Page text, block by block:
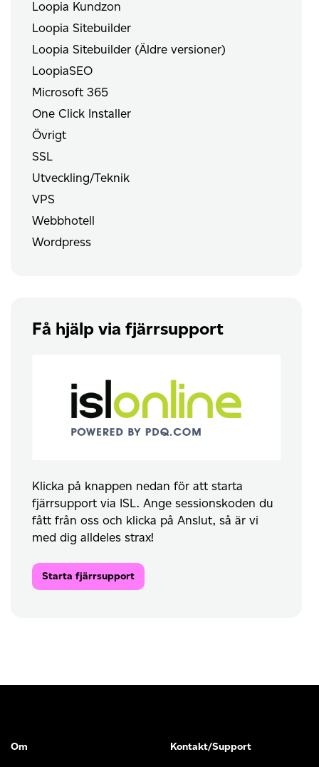
Loopia Kundzon
Loopia Sitebuilder
Loopia Sitebuilder (Äldre versioner)
LoopiaSEO
Microsoft 365
One Click Installer
Övrigt
SSL
Utveckling/Teknik
VPS
Webbhotell
Wordpress
Få hjälp via fjärrsupport
Klicka på knappen nedan för att starta
fjärrsupport via ISL. Ange sessionskoden du
fått från oss och klicka på Anslut, så är vi
med dig alldeles strax!
Starta fjärrsupport
Om Kontakt/Support